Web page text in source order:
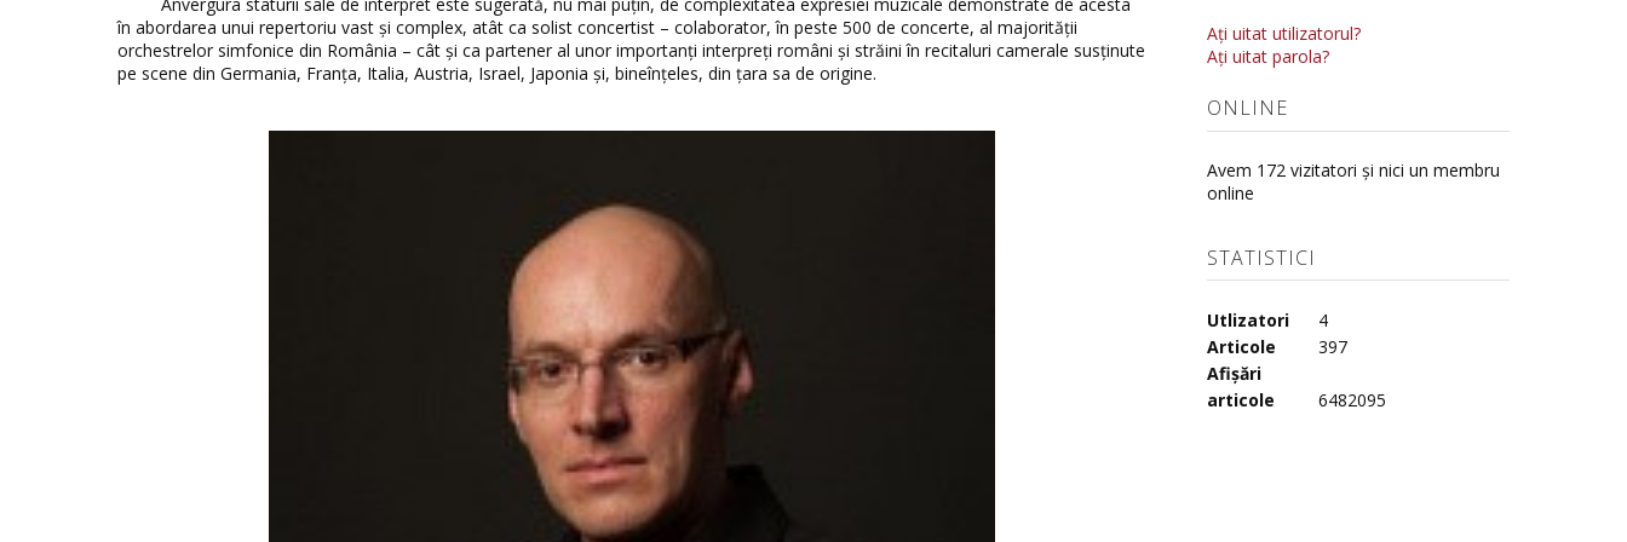
Anvergura staturii sale de interpret este sugerată, nu mai puţin, de complexitatea expresiei muzicale demonstrate de acesta
în abordarea unui repertoriu vast şi complex, atât ca solist concertist – colaborator, în peste 500 de concerte, al majorităţii
orchestrelor simfonice din România – cât şi ca partener al unor importanţi interpreţi români şi străini în recitaluri camerale susținute
pe scene din Germania, Franța, Italia, Austria, Israel, Japonia și, bineînțeles, din țara sa de origine.
Aţi uitat utilizatorul?
Aţi uitat parola?
ONLINE
Avem 172 vizitatori și nici un membru
online
STATISTICI
Utlizatori
4
Articole
397
Afișări
articole
6482095